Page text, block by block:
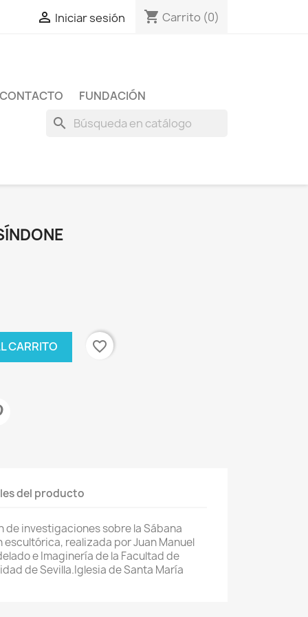
 Iniciar sesión shopping_cart Carrito (0)
CONTACTO FUNDACIÓN
search
CARRITO favorite_border
del producto
de investigaciones sobre la Sábana
realizada por Juan Manuel
e Imaginería de la Facultad de
de Sevilla.Iglesia de Santa María